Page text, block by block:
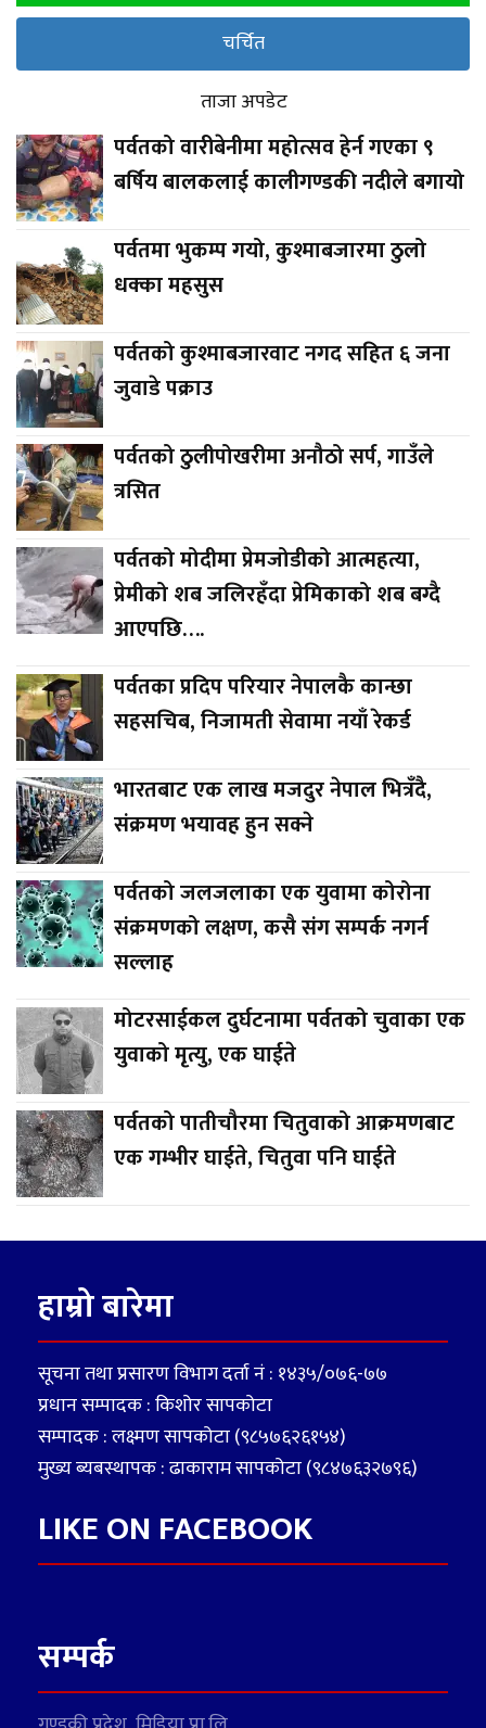
चर्चित
ताजा अपडेट
पर्वतको वारीबेनीमा महोत्सव हेर्न गएका ९
बर्षिय बालकलाई कालीगण्डकी नदीले बगायो
पर्वतमा भुकम्प गयो, कुश्माबजारमा ठुलो
धक्का महसुस
पर्वतको कुश्माबजारवाट नगद सहित ६ जना
जुवाडे पक्राउ
पर्वतको ठुलीपोखरीमा अनौठो सर्प, गाउँले
त्रसित
पर्वतको मोदीमा प्रेमजोडीको आत्महत्या,
प्रेमीको शब जलिरहँदा प्रेमिकाको शब बग्दै
आएपछि….
पर्वतका प्रदिप परियार नेपालकै कान्छा
सहसचिब, निजामती सेवामा नयाँ रेकर्ड
भारतबाट एक लाख मजदुर नेपाल भित्रँदै,
संक्रमण भयावह हुन सक्ने
पर्वतको जलजलाका एक युवामा कोरोना
संक्रमणको लक्षण, कसै संग सम्पर्क नगर्न
सल्लाह
मोटरसाईकल दुर्घटनामा पर्वतको चुवाका एक
युवाको मृत्यु, एक घाईते
पर्वतको पातीचौरमा चितुवाको आक्रमणबाट
एक गम्भीर घाईते, चितुवा पनि घाईते
हाम्रो बारेमा
सूचना तथा प्रसारण विभाग दर्ता नं : १४३५/०७६-७७
प्रधान सम्पादक : किशोर सापकोटा
सम्पादक : लक्ष्मण सापकोटा (९८५७६२६१५४)
मुख्य ब्यबस्थापक : ढाकाराम सापकोटा (९८४७६३२७९६)
LIKE ON FACEBOOK
सम्पर्क